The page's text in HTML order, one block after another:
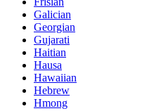
Galician
Georgian
Gujarati
Haitian
Hausa
Hawaiian
Hebrew
Hmong